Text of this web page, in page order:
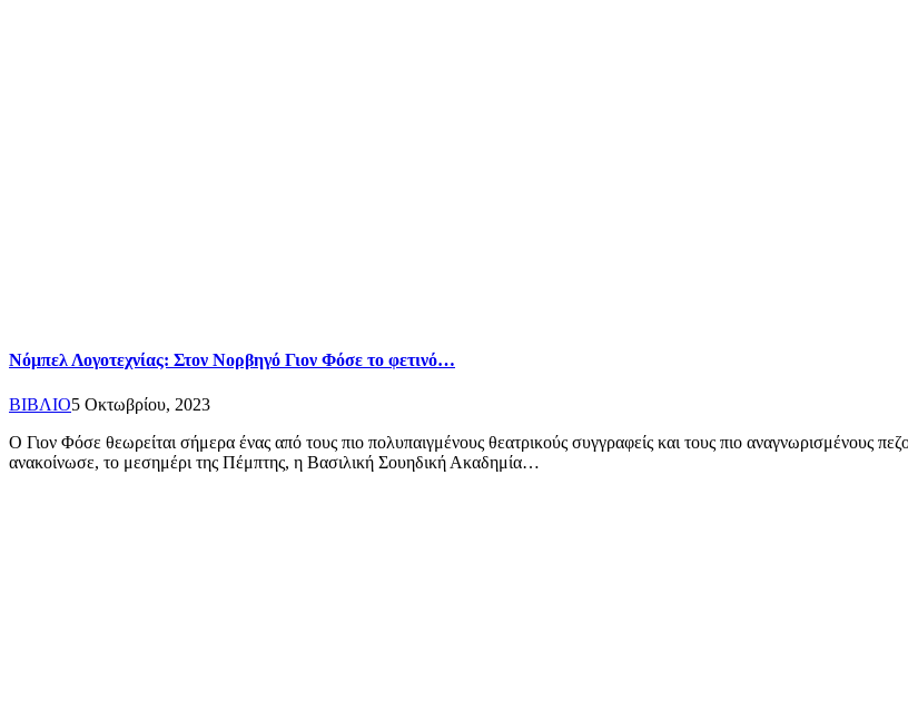
Νόμπελ Λογοτεχνίας: Στον Νορβηγό Γιον Φόσε το φετινό…
ΒΙΒΛΙΟ5 Οκτωβρίου, 2023
Ο Γιον Φόσε θεωρείται σήμερα ένας από τους πιο πολυπαιγμένους θεατρικούς συγγραφείς και τους πιο αναγνωρισμένους
ανακοίνωσε, το μεσημέρι της Πέμπτης, η Βασιλική Σουηδική Ακαδημία…